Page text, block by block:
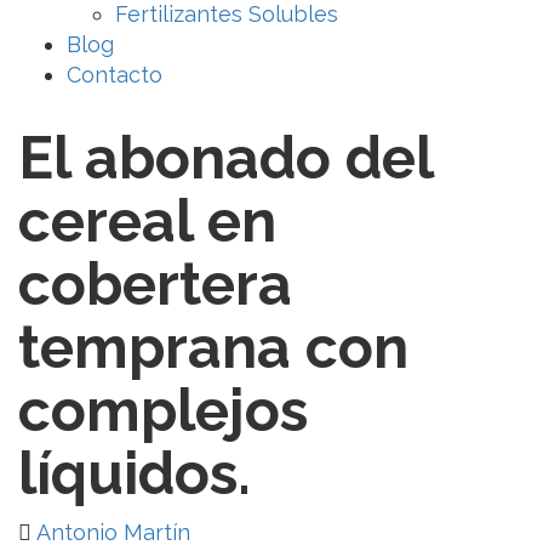
Fertilizantes Solubles
Blog
Contacto
El abonado del
cereal en
cobertera
temprana con
complejos
líquidos.
Antonio Martín